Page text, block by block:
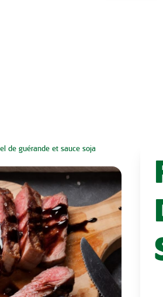
de guérande et sauce soja